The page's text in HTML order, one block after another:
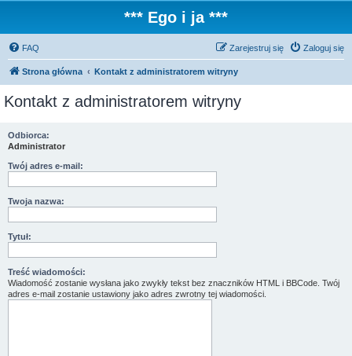
*** Ego i ja ***
FAQ Zaloguj się
Zarejestruj się
Strona główna Kontakt z administratorem witryny
Kontakt z administratorem witryny
Odbiorca:
Administrator
Twój adres e-mail:
Twoja nazwa:
Tytuł:
Treść wiadomości:
Wiadomość zostanie wysłana jako zwykły tekst bez znaczników HTML i BBCode. Twój
adres e-mail zostanie ustawiony jako adres zwrotny tej wiadomości.